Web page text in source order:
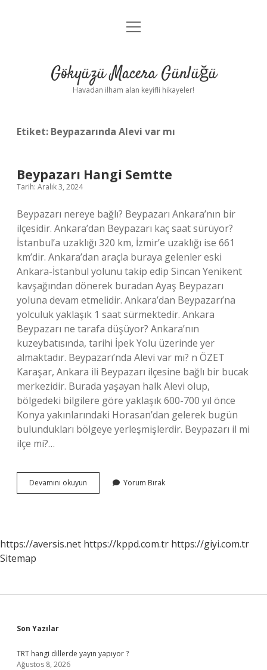
Anasayfa
Yasal Uyarı
menüyü
Gökyüzü Macera Günlüğü
Havadan ilham alan keyifli hikayeler!
Etiket: Beypazarında Alevi var mı
Beypazarı Hangi Semtte
Tarih: Aralık 3, 2024
Beypazarı nereye bağlı? Beypazarı Ankara’nın bir
ilçesidir. Ankara’dan Beypazarı kaç saat sürüyor?
İstanbul’a uzaklığı 320 km, İzmir’e uzaklığı ise 661
km’dir. Ankara’dan araçla buraya gelenler eski
Ankara-İstanbul yolunu takip edip Sincan Yenikent
kavşağından dönerek buradan Ayaş Beypazarı
yoluna devam etmelidir. Ankara’dan Beypazarı’na
yolculuk yaklaşık 1 saat sürmektedir. Ankara
Beypazarı ne tarafa düşüyor? Ankara’nın
kuzeybatısında, tarihi İpek Yolu üzerinde yer
almaktadır. Beypazarı’nda Alevi var mı? n ÖZET
Karaşar, Ankara ili Beypazarı ilçesine bağlı bir bucak
merkezidir. Burada yaşayan halk Alevi olup,
bölgedeki bilgilere göre yaklaşık 600-700 yıl önce
Konya yakınlarındaki Horasan’dan gelerek bugün
bulundukları bölgeye yerleşmişlerdir. Beypazarı il mi
ilçe mi?…
Devamını okuyun Beypazarı
Hangi
Yorum Bırak
https://aversis.net https://kppd.com.tr https://giyi.com.tr
Sitemap
Sidebar
Son Yazılar
TRT hangi dillerde yayın yapıyor ?
Ağustos 8, 2026